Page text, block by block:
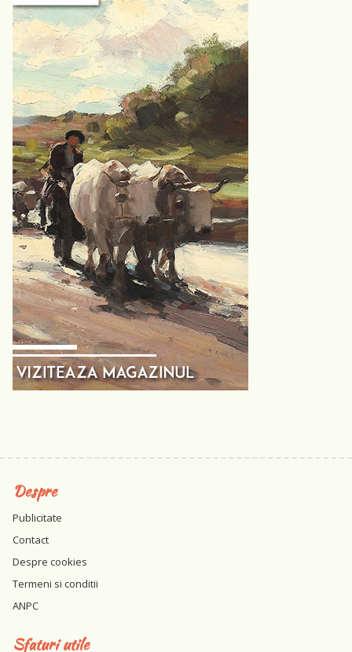
Despre
Publicitate
Contact
Despre cookies
Termeni si conditii
ANPC
Sfaturi utile